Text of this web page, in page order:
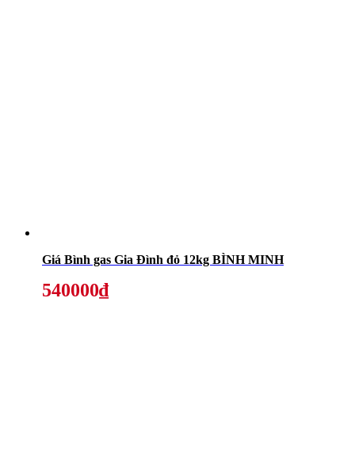
Giá Bình gas Gia Đình đỏ 12kg BÌNH MINH
540000₫